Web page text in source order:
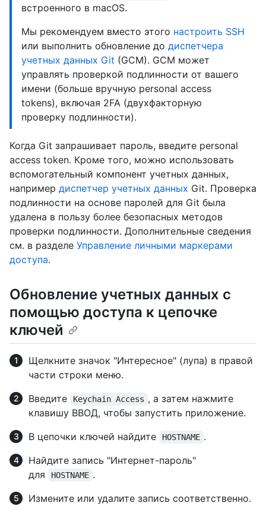
встроенного в macOS.
Мы рекомендуем вместо этого настроить SSH
или выполнить обновление до диспетчера
учетных данных Git (GCM). GCM может
управлять проверкой подлинности от вашего
имени (больше вручную personal access
tokens), включая 2FA (двухфакторную
проверку подлинности).
Когда Git запрашивает пароль, введите personal
access token. Кроме того, можно использовать
вспомогательный компонент учетных данных,
например диспетчер учетных данных Git. Проверка
подлинности на основе паролей для Git была
удалена в пользу более безопасных методов
проверки подлинности. Дополнительные сведения
см. в разделе Управление личными маркерами
доступа.
Обновление учетных данных с
помощью доступа к цепочке
ключей
Щелкните значок "Интересное" (лупа) в правой
части строки меню.
Введите
Keychain Access , а затем нажмите
клавишу ВВОД, чтобы запустить приложение.
В цепочки ключей найдите
HOSTNAME .
Найдите запись "Интернет-пароль"
для
HOSTNAME .
Измените или удалите запись соответственно.